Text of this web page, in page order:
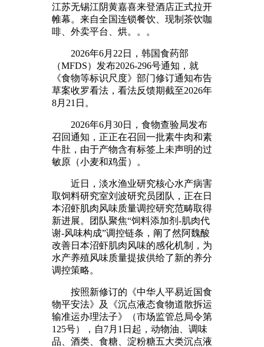
江苏无锡江阴黄嘉喜来登酒店正式拉开
帷幕。来自全国连锁餐饮、现制茶饮咖
啡、外卖平台、烘。。。
2026年6月22日，韩国食药部
（MFDS）发布2026-296号通知，就
《食物等标识尺度》部门修订通知布告
草案收罗看法，看法反馈期截至2026年
8月21日。
2026年6月30日，食物查验局发布
召回通知，正正在召回一批素牛肉和素
牛肚，由于产物含有标签上未声明的过
敏原（小麦和鸡蛋）。
近日，淡水渔业研究核心水产病害
取饲料研究室刘波研究员团队，正在日
本沼虾肌肉风味质量调控研究范畴取得
新进展。团队聚焦“饲料添加剂-肌肉代
谢-风味构成”调控链条，阐了然阿魏酸
改善日本沼虾肌肉风味的感化机制，为
水产养殖风味质量提拔供给了新的养分
调控策略。
按照新修订的《中华人平易近国食
物平安法》及《沉点液态食物道散拆运
输准运办理法子》（市场监管总局令第
125号），自7月1日起，动物油、调味
品、酒类、食糖、淀粉糖五大类沉点液